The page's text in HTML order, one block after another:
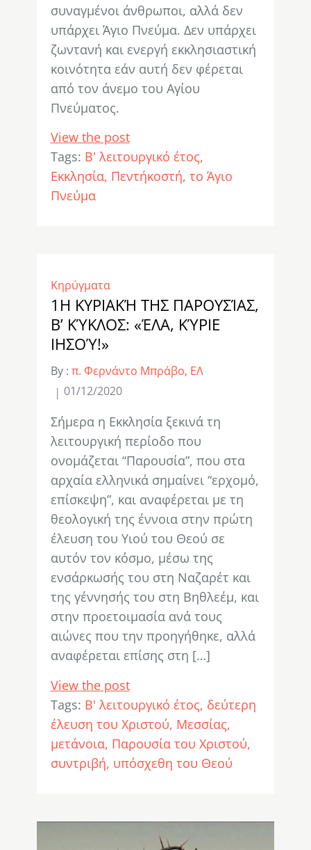
συναγμένοι άνθρωποι, αλλά δεν
υπάρχει Άγιο Πνεύμα. Δεν υπάρχει
ζωντανή και ενεργή εκκλησιαστική
κοινότητα εάν αυτή δεν φέρεται
από τον άνεμο του Αγίου
Πνεύματος.
View the post
Tags: Β' λειτουργικό έτος
Εκκλησία Πεντήκοστή το Άγιο
Πνεύμα
Κηρύγματα
1Η ΚΥΡΙΑΚΉ ΤΗΣ ΠΑΡΟΥΣΊΑΣ,
B’ ΚΎΚΛΟΣ: «ΈΛΑ, ΚΎΡΙΕ
ΙΗΣΟΎ!»
By : π. Φερνάντο Μπράβο, ΕΛ
01/12/2020
Σήμερα η Εκκλησία ξεκινά τη
λειτουργική περίοδο που
ονομάζεται “Παρουσία”, που στα
αρχαία ελληνικά σημαίνει “ερχομό,
επίσκεψη”, και αναφέρεται με τη
θεολογική της έννοια στην πρώτη
έλευση του Υιού του Θεού σε
αυτόν τον κόσμο, μέσω της
ενσάρκωσής του στη Ναζαρέτ και
της γέννησής του στη Βηθλεέμ, και
στην προετοιμασία ανά τους
αιώνες που την προηγήθηκε, αλλά
αναφέρεται επίσης στη […]
View the post
Tags: Β' λειτουργικό έτος δεύτερη
έλευση του Χριστού Μεσσίας
μετάνοια Παρουσία του Χριστού
συντριβή υπόσχεθη του Θεού